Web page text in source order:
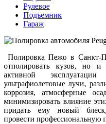
Рулевое
Подъемник
Гараж
Полировка Пежо в Санкт-
отполировать кузов, но
активной
ультрафиолетовые лучи,
коррозия, атмосферные
минимизировать влияние
придать ему новый
провести профессиональную